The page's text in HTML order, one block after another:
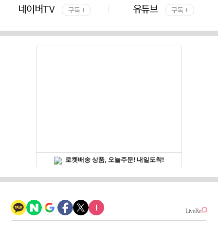
네이버TV 구독 + 유튜브 구독 +